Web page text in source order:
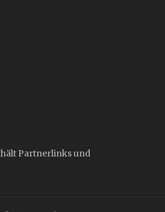
Partnerlinks und